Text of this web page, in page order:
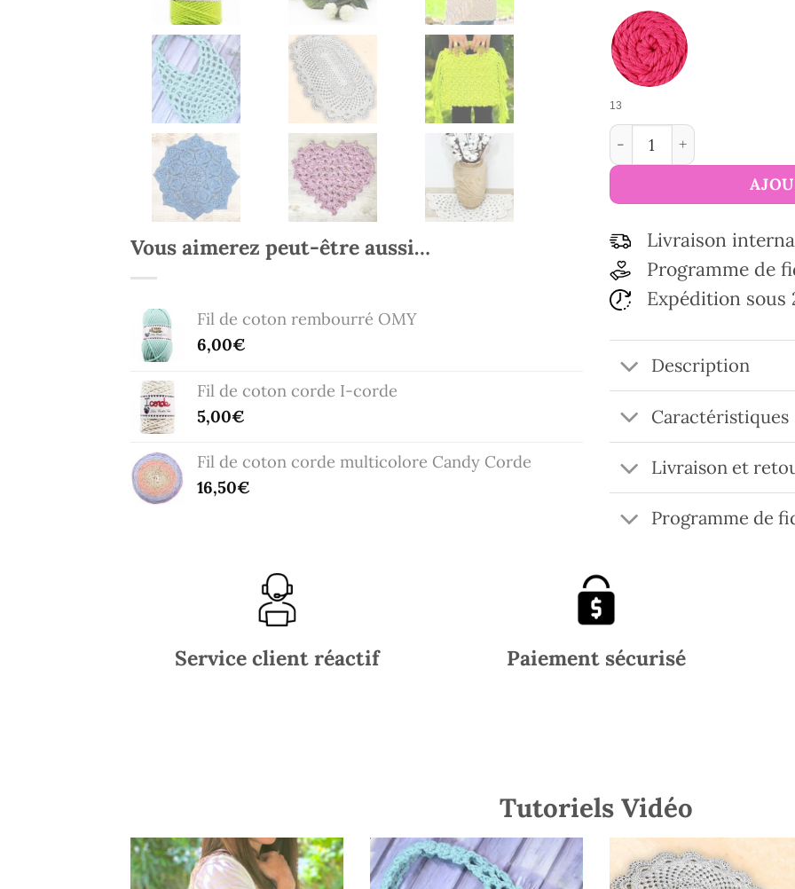
Vous aimerez peut-être aussi…
Fil de coton rembourré OMY
6,00€
Fil de coton corde I-corde
5,00€
Fil de coton corde multicolore Candy Corde
16,50€
13
quantité de Fil de coton
Livraison
Programme de
Expédition sous
Description
Caractéristiques
Livraison et
Programme de
Service client réactif Paiement sécurisé
Tutoriels Vidéo